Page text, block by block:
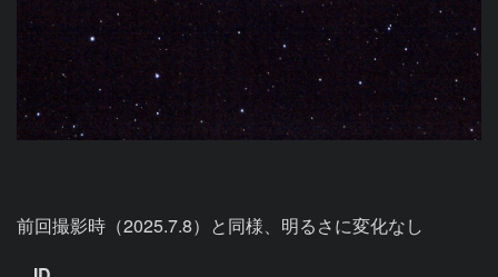
前回撮影時（2025.7.8）と同様、明るさに変化なし